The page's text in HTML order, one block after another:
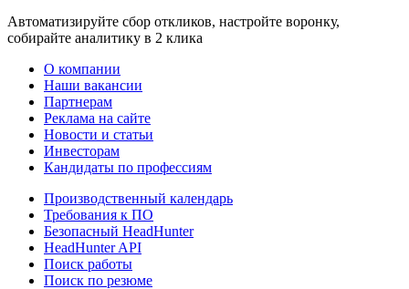
Автоматизируйте сбор откликов, настройте воронку,
собирайте аналитику в 2 клика
О компании
Наши вакансии
Партнерам
Реклама на сайте
Новости и статьи
Инвесторам
Кандидаты по профессиям
Производственный календарь
Требования к ПО
Безопасный HeadHunter
HeadHunter API
Поиск работы
Поиск по резюме